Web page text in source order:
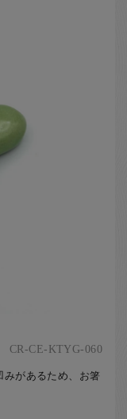
CR-CE-KTYG-060
があるため、お箸